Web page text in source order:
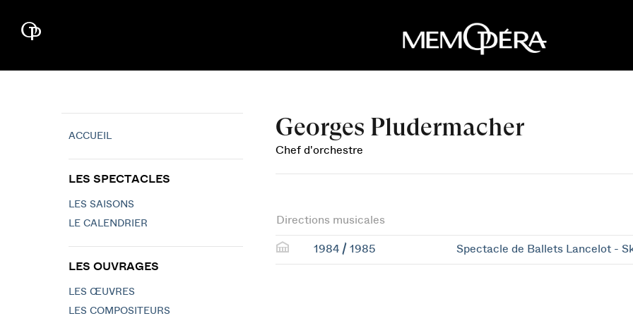
Georges Pludermacher
Chef d'orchestre
Directions musicales
1984 / 1985 Spectacle de Ballets Lancelot -
ACCUEIL
LES SPECTACLES
LES SAISONS
LE CALENDRIER
LES OUVRAGES
LES ŒUVRES
LES COMPOSITEURS